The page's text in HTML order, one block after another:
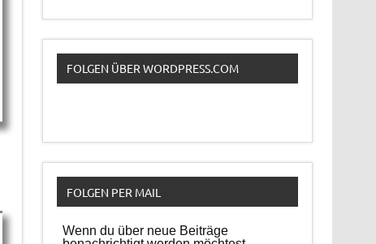
FOLGEN ÜBER WORDPRESS.COM
FOLGEN PER MAIL
Wenn du über neue Beiträge